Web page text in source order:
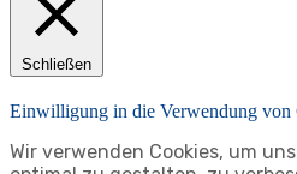
Schließen
Einwilligung in die Verwendung von
Wir verwenden Cookies, um